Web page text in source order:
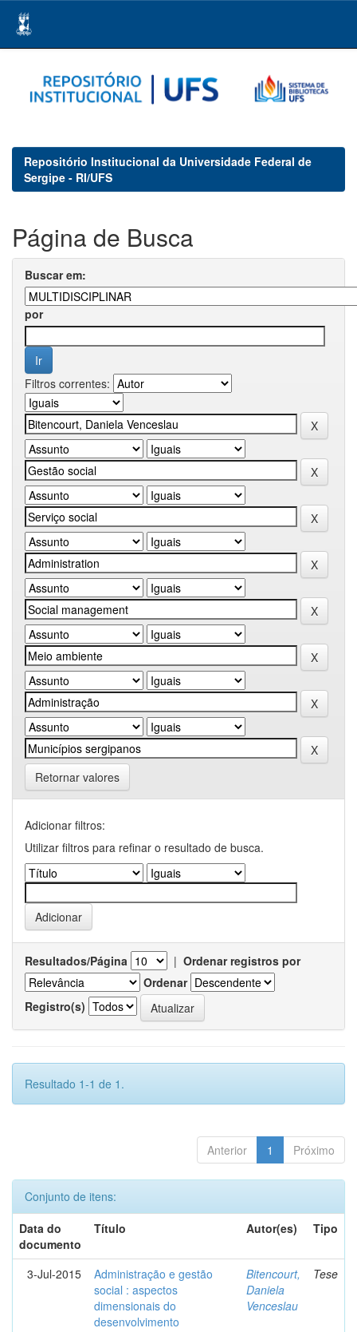
navigation
Repositório Institucional da Universidade Federal de
Sergipe - RI/UFS
Página de Busca
Buscar em:
por
Filtros correntes:
Retornar valores
Adicionar filtros:
Utilizar filtros para refinar o resultado de busca.
Resultados/Página | Ordenar registros por
Ordenar
Registro(s)
Resultado 1-1 de 1.
Anterior 1 Próximo
Conjunto de itens:
Data do
documento
Título Autor(es) Tipo
3-Jul-2015
Administração e gestão
social : aspectos
dimensionais do
desenvolvimento
Bitencourt,
Daniela
Venceslau
Tese